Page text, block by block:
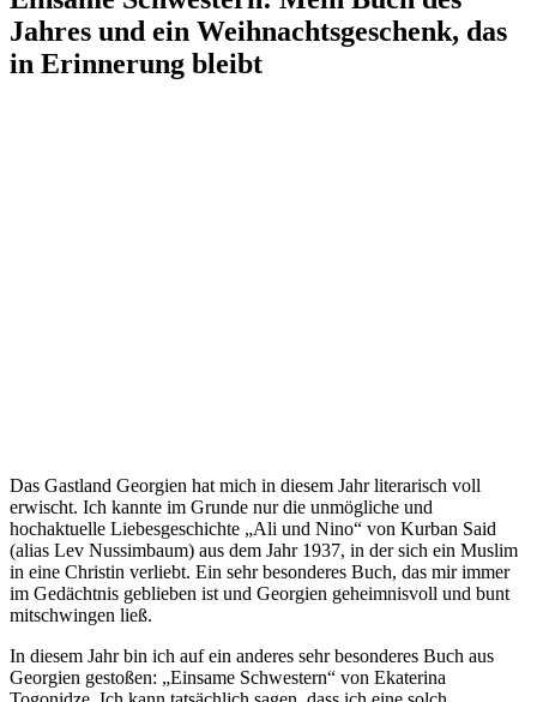
Jahres und ein Weihnachtsgeschenk, das
in Erinnerung bleibt
Das Gastland Georgien hat mich in diesem Jahr literarisch voll
erwischt. Ich kannte im Grunde nur die unmögliche und
hochaktuelle Liebesgeschichte „Ali und Nino“ von Kurban Said
(alias Lev Nussimbaum) aus dem Jahr 1937, in der sich ein Muslim
in eine Christin verliebt. Ein sehr besonderes Buch, das mir immer
im Gedächtnis geblieben ist und Georgien geheimnisvoll und bunt
mitschwingen ließ.
In diesem Jahr bin ich auf ein anderes sehr besonderes Buch aus
Georgien gestoßen: „Einsame Schwestern“ von Ekaterina